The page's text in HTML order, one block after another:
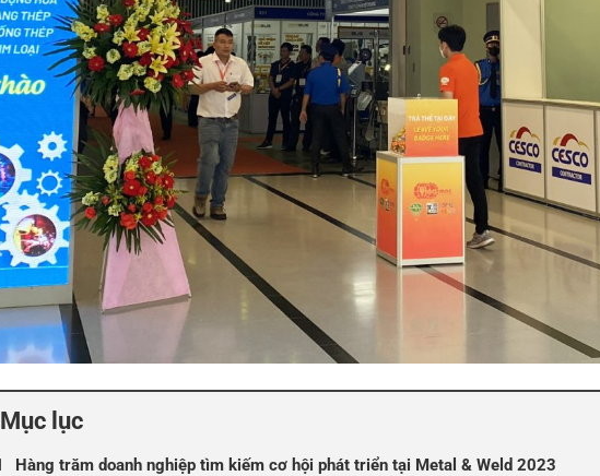
Mục lục
Hàng trăm doanh nghiệp tìm kiếm cơ hội phát triển tại Metal & Weld 2023